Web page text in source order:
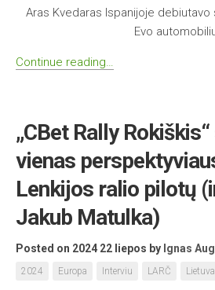
Aras Kvedaras Ispanijoje debiutavo
Evo
Continue reading…
„CBet Rally
vienas
Lenkijos ralio pilotų
Jakub Matulka)
Posted on 2024 22 liepos by Ignas
2024 Europa Interviu LARČ Lietuva